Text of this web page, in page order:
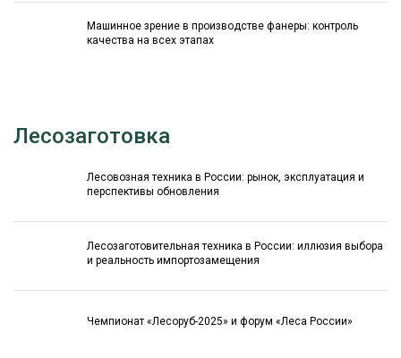
Машинное зрение в производстве фанеры: контроль
качества на всех этапах
Лесозаготовка
Лесовозная техника в России: рынок, эксплуатация и
перспективы обновления
Лесозаготовительная техника в России: иллюзия выбора
и реальность импортозамещения
Чемпионат «Лесоруб-2025» и форум «Леса России»